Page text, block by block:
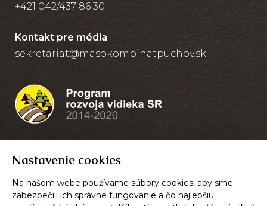
Nastavenie cookies
Na našom webe používame súbory cookies, aby sme
zabezpečili ich správne fungovanie a čo najlepšiu
+421 042/437 86 30
Kontakt pre média
sekretariat@masokombinatpuchov.sk